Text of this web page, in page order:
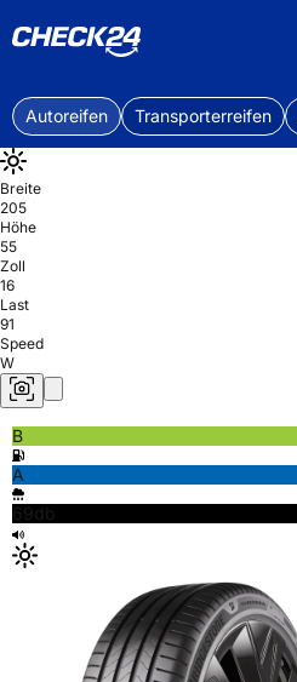
Autoreifen Transporterreifen
Breite
205
Höhe
55
Zoll
16
Last
91
Speed
W
B
A
69db